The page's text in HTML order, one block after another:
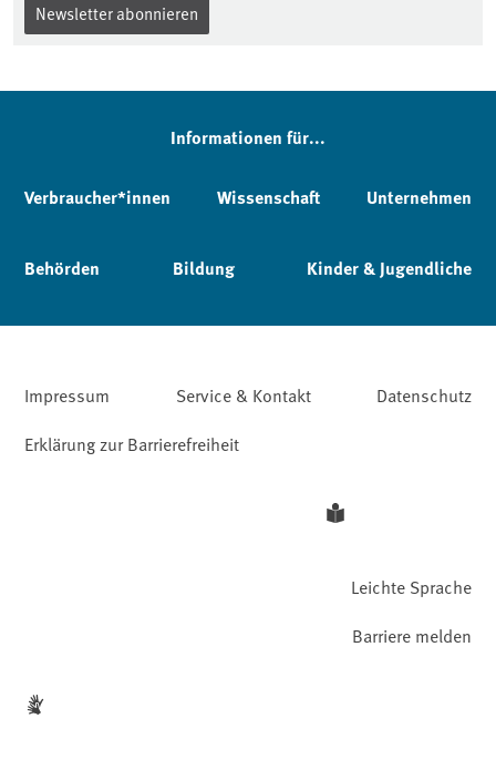
Newsletter abonnieren
Informationen für...
Verbraucher*innen Wissenschaft Unternehmen
Behörden Bildung Kinder & Jugendliche
Impressum Service & Kontakt
Datenschutz
Erklärung zur Barrierefreiheit
Leichte Sprache
Barriere melden